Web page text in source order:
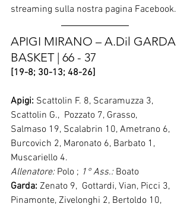
streaming sulla nostra pagina Facebook.
APIGI MIRANO – A.Dil GARDA
BASKET | 66 - 37
[19-8; 30-13; 48-26]
Apigi: Scattolin F. 8, Scaramuzza 3,
Scattolin G.,  Pozzato 7, Grasso,
Salmaso 19, Scalabrin 10, Ametrano 6,
Burcovich 2, Maronato 6, Barbato 1,
Muscariello 4.
Allenatore: Polo ; 1° Ass.: Boato
Garda: Zenato 9,  Gottardi, Vian, Picci 3,
Pinamonte, Zivelonghi 2, Bertoldo 10,